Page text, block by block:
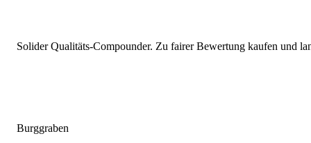
Solider Qualitäts-Compounder. Zu fairer Bewertung kaufen und
Burggraben